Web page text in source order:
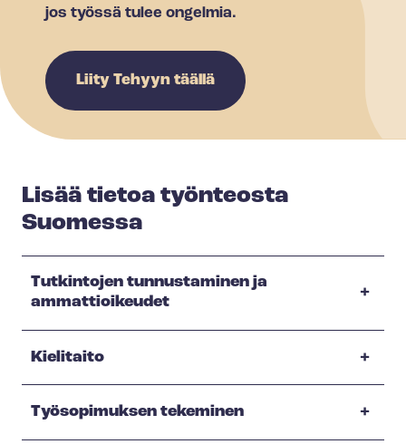
jos työssä tulee ongelmia.
Liity Tehyyn täällä
Lisää tietoa työnteosta
Suomessa
Tutkintojen tunnustaminen ja
ammattioikeudet
Kielitaito
Työsopimuksen tekeminen